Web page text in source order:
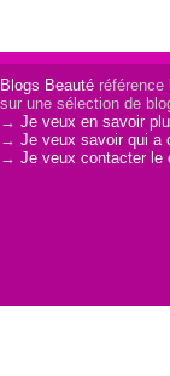
Blogs Beauté référence
sur une sélection de
→Je veux en savoir
→Je veux savoir qui a
→Je veux contacter le